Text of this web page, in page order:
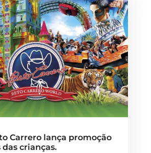
Carrero lança promoção
das crianças.